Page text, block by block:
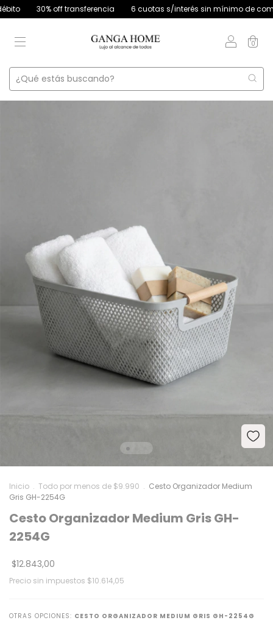
30% off transferencia 6 cuotas s/interés sin mínimo de compra
0
Inicio . Todo por menos de $9.990 . Cesto Organizador Medium
Gris GH-2254G
Cesto Organizador Medium Gris GH-
2254G
$12.843,00
Precio sin impuestos $10.614,05
OTRAS OPCIONES: CESTO ORGANIZADOR MEDIUM GRIS GH-2254G